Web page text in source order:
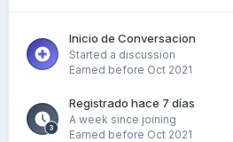
Inicio de Conversacion
Started a discussion
Earned before Oct 2021
Registrado hace 7 días
A week since joining
Earned before Oct 2021